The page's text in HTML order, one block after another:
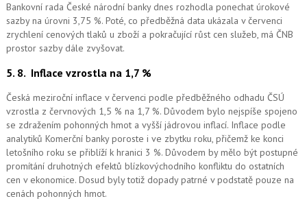
Bankovní rada České národní banky dnes rozhodla ponechat úrokové
sazby na úrovni 3,75 %. Poté, co předběžná data ukázala v červenci
zrychlení cenových tlaků u zboží a pokračující růst cen služeb, má ČNB
prostor sazby dále zvyšovat.
5. 8. Inflace vzrostla na 1,7 %
Česká meziroční inflace v červenci podle předběžného odhadu ČSÚ
vzrostla z červnových 1,5 % na 1,7 %. Důvodem bylo nejspíše spojeno
se zdražením pohonných hmot a vyšší jádrovou inflací. Inflace podle
analytiků Komerční banky poroste i ve zbytku roku, přičemž ke konci
letošního roku se přiblíží k hranici 3 %. Důvodem by mělo být postupné
promítání druhotných efektů blízkovýchodního konfliktu do ostatních
cen v ekonomice. Dosud byly totiž dopady patrné v podstatě pouze na
cenách pohonných hmot.